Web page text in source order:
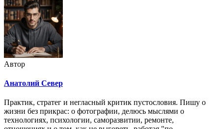
Автор
Анатолий Север
Практик, стратег и негласный критик пустословия. Пишу о
жизни без прикрас: о фотографии, делюсь мыслями о
технологиях, психологии, саморазвитии, ремонте,